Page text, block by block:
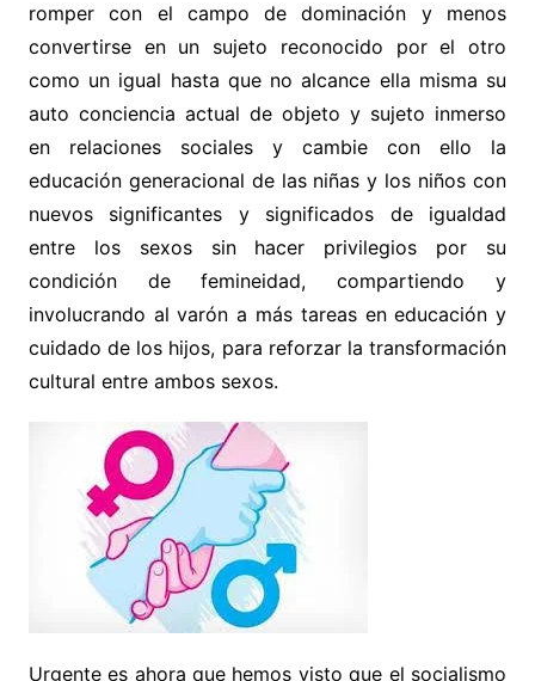
romper con el campo de dominación y menos
convertirse en un sujeto reconocido por el otro
como un igual hasta que no alcance ella misma su
auto conciencia actual de objeto y sujeto inmerso
en relaciones sociales y cambie con ello la
educación generacional de las niñas y los niños con
nuevos significantes y significados de igualdad
entre los sexos sin hacer privilegios por su
condición de femineidad, compartiendo y
involucrando al varón a más tareas en educación y
cuidado de los hijos, para reforzar la transformación
cultural entre ambos sexos.
Urgente es ahora que hemos visto que el socialismo